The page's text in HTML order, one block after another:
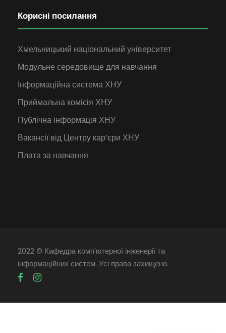
Корисні посилання
Хмельницький національний університет
Модульне середовище для навчання
Інформаційна система ХНУ
Приймальна комісія ХНУ
Публічна інформація ХНУ
Вакансії від Центру кар’єри ХНУ
Плата за навчання
2022 © Кафедра комп'ютерної інженерії та
інформаційних систем. Усі права захищено.